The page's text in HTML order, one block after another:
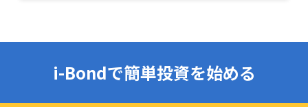
i-Bondで簡単投資を始める